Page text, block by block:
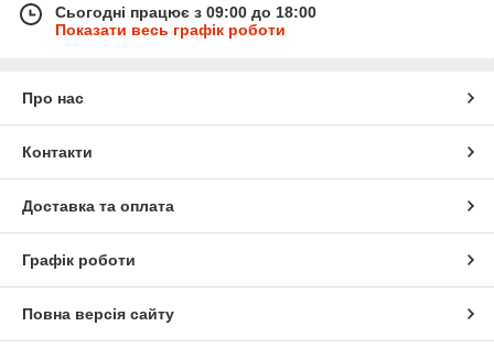
Сьогодні працює з 09:00 до 18:00
Показати весь графік роботи
Про нас
Контакти
Доставка та оплата
Графік роботи
Повна версія сайту